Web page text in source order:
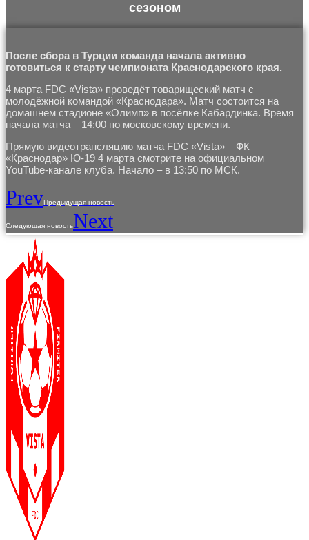
сезоном
После сбора в Турции команда начала активно
готовиться к старту чемпионата Краснодарского края.
4 марта FDC «Vista» проведёт товарищеский матч с
молодёжной командой «Краснодара». Матч состоится на
домашнем стадионе «Олимп» в посёлке Кабардинка. Время
начала матча ­– 14:00 по московскому времени.
Прямую видеотрансляцию матча FDC «Vista» – ФК
«Краснодар» Ю-19 4 марта смотрите на официальном
YouTube-канале клуба. Начало – в 13:50 по МСК.
PrevПредыдущая новость
Следующая новостьNext